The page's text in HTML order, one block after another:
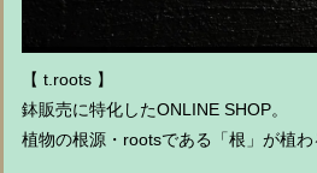
【 t.roots 】
鉢販売に特化したONLINE SHOP。
植物の根源・rootsである「根」が植わ